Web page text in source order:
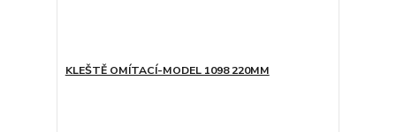
KLEŠTĚ OMÍTACÍ-MODEL 1098 220MM